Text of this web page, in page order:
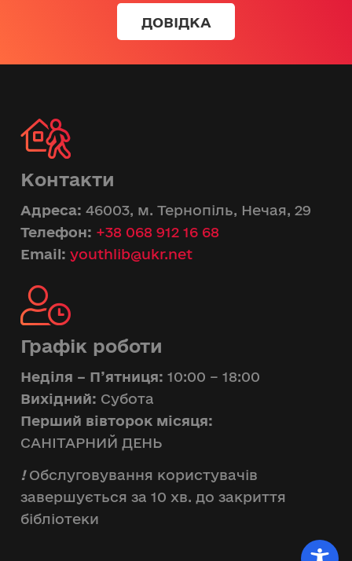
ДОВІДКА
Контакти
Адреса: 46003, м. Тернопіль, Нечая, 29
Телефон: +38 068 912 16 68
Email: youthlib@ukr.net
Графік роботи
Неділя – П’ятниця: 10:00 – 18:00
Вихідний: Субота
Перший вівторок місяця:
САНІТАРНИЙ ДЕНЬ
!Обслуговування користувачів
завершується за 10 хв. до закриття
бібліотеки